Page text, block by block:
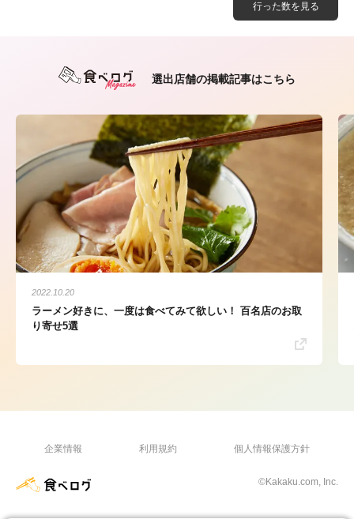
行った数を見る
選出店舗の掲載記事はこちら
2022.10.20
ラーメン好きに、一度は食べてみて欲しい！ 百名店のお取
り寄せ5選
企業情報 利用規約 個人情報保護方針
©Kakaku.com, Inc.